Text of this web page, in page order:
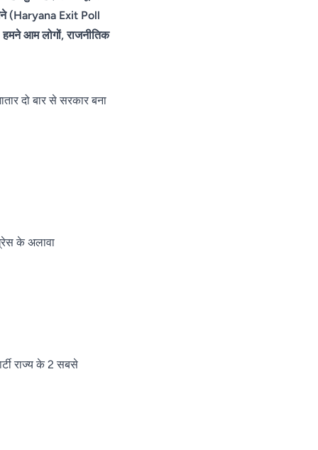
(Haryana Exit Poll
आम लोगों, राजनीतिक
दो बार से सरकार बना
के अलावा
राज्य के 2 सबसे